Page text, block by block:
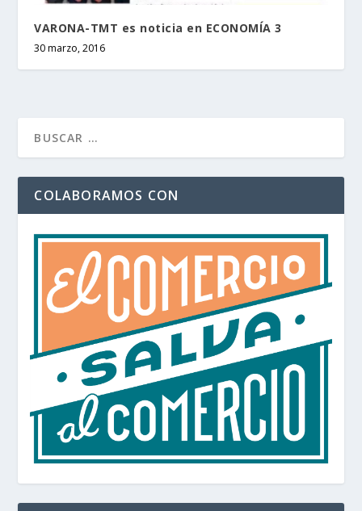
VARONA-TMT es noticia en ECONOMÍA 3
30 marzo, 2016
COLABORAMOS CON